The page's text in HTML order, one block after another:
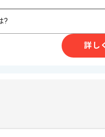
ドまたはオンプレでの設計検討
ル
ム更改やマイグレーション経験
?
詳し